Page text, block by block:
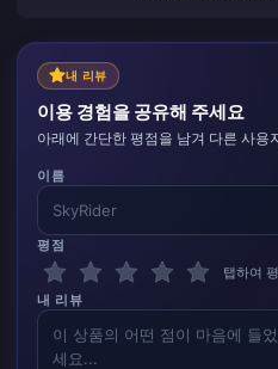
내 리뷰
이용 경험을 공유해 주세요
아래에 간단한 평점을 남겨 다른 사용
이름
평점
탭하여
내 리뷰